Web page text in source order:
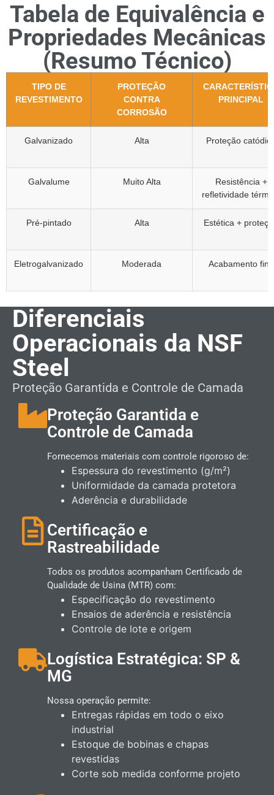
Tabela de Equivalência e
Propriedades Mecânicas
(Resumo Técnico)
TIPO DE
REVESTIMENTO
PROTEÇÃO
CONTRA
CORROSÃO
PRINCIPAL
Galvanizado Alta Proteção
Galvalume Muito Alta
Resistência +
refletividade
Pré-pintado Alta Estética +
Eletrogalvanizado Moderada Acabamento fino
Diferenciais
Operacionais da NSF
Steel
Proteção Garantida e Controle de Camada
Proteção Garantida e
Controle de Camada
Fornecemos materiais com controle rigoroso de:
Espessura do revestimento (g/m²)
Uniformidade da camada protetora
Aderência e durabilidade
Certificação e
Rastreabilidade
Todos os produtos acompanham Certificado de
Qualidade de Usina (MTR) com:
Especificação do revestimento
Ensaios de aderência e resistência
Controle de lote e origem
Logística Estratégica: SP &
MG
Nossa operação permite:
Entregas rápidas em todo o eixo
industrial
Estoque de bobinas e chapas
revestidas
Corte sob medida conforme projeto